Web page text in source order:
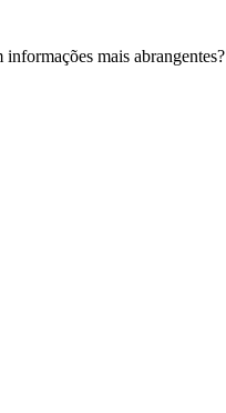
mais abrangentes?